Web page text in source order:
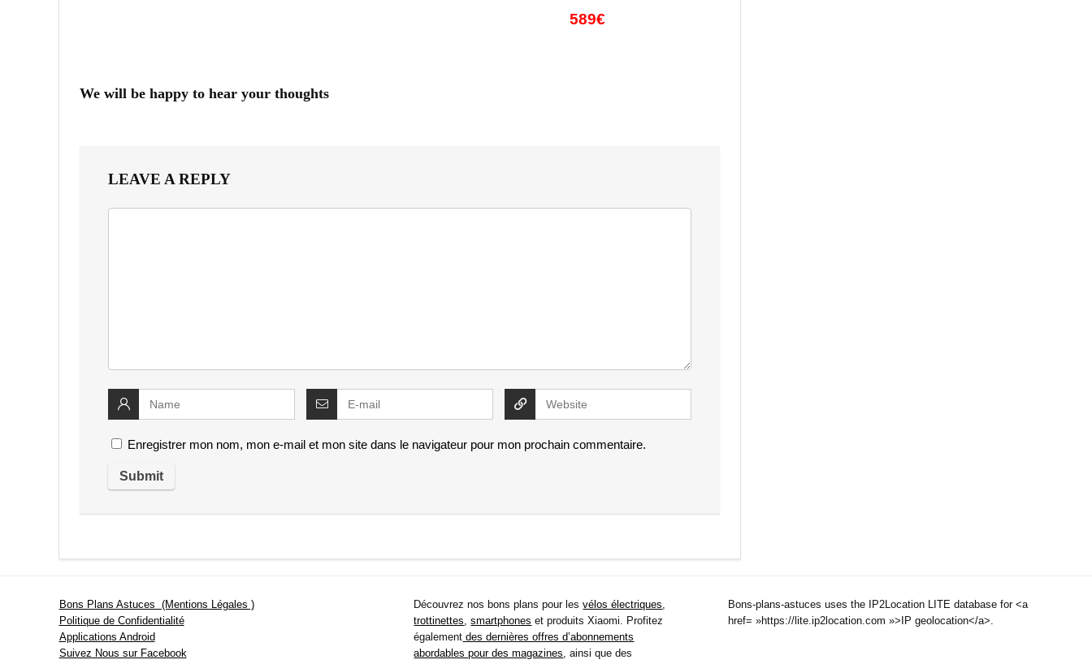
589€
We will be happy to hear your thoughts
LEAVE A REPLY
Enregistrer mon nom, mon e-mail et mon site dans le navigateur pour mon prochain commentaire.
Bons Plans Astuces (Mentions Légales )
Politique de Confidentialité
Applications Android
Suivez Nous sur Facebook
Découvrez nos bons plans pour lesvélos électriques
trottinettes ,smartphones et produits Xiaomi. Profitez
également des dernières offres d’abonnements
abordables pour des magazines , ainsi que des
Bons-plans-astuces uses the IP2Location LITE database for <a
href= »https://lite.ip2location.com »>IP geolocation</a>.